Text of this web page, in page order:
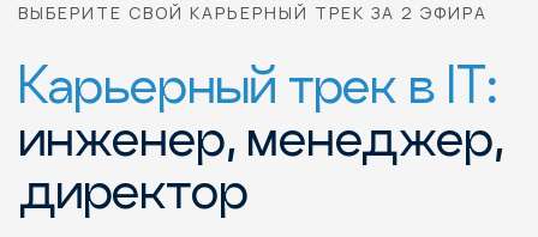
ВЫБЕРИТЕ СВОЙ КАРЬЕРНЫЙ ТРЕК ЗА 2 ЭФИРА
Карьерный трек в IT:
инженер, менеджер,
директор